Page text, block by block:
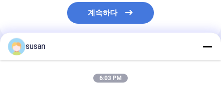
계속하다
추천된 제품
susan
6:03 PM